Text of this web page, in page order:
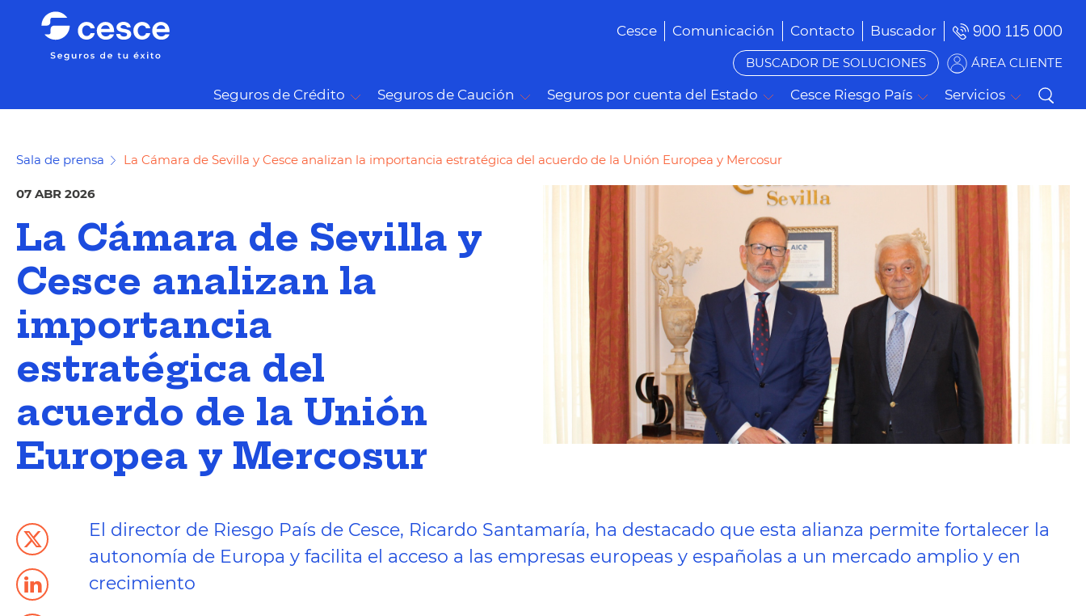
Cesce Comunicación Contacto Buscador 900 115 000
BUSCADOR DE SOLUCIONES ÁREA CLIENTE
Seguros de Crédito Seguros de Caución Seguros por cuenta del Estado Cesce Riesgo País Servicios
Sala de prensa La Cámara de Sevilla y Cesce analizan la importancia estratégica del acuerdo de la Unión Europea y Mercosur
07 ABR 2026
La Cámara de Sevilla y
Cesce analizan la
importancia
estratégica del
acuerdo de la Unión
Europea y Mercosur
El director de Riesgo País de Cesce, Ricardo Santamaría, ha destacado que esta alianza permite fortalecer la
autonomía de Europa y facilita el acceso a las empresas europeas y españolas a un mercado amplio y en
crecimiento